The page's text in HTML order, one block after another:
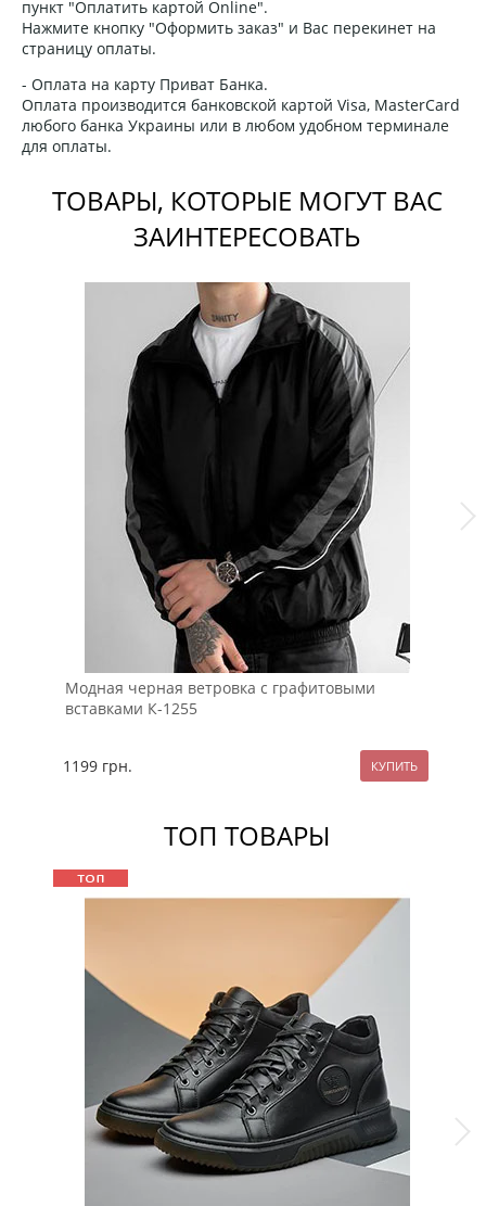
пункт "Оплатить картой Online".
Нажмите кнопку "Оформить заказ" и Вас перекинет на
страницу оплаты.
- Оплата на карту Приват Банка.
Оплата производится банковской картой Visa, MasterCard
любого банка Украины или в любом удобном терминале
для оплаты.
ТОВАРЫ, КОТОРЫЕ МОГУТ ВАС
ЗАИНТЕРЕСОВАТЬ
Модная черная ветровка с графитовыми
вставками К-1255
1199 грн.
ТОП ТОВАРЫ